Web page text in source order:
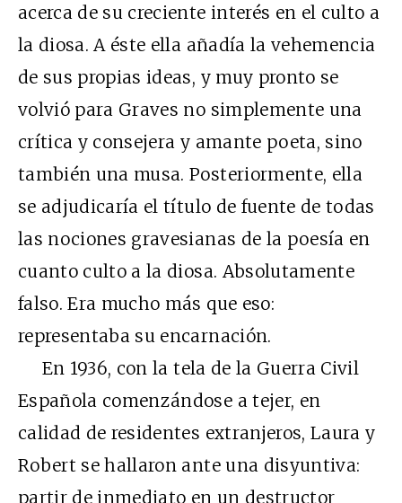
acerca de su creciente interés en el culto a
la diosa. A éste ella añadía la vehemencia
de sus propias ideas, y muy pronto se
volvió para Graves no simplemente una
crítica y consejera y amante poeta, sino
también una musa. Posteriormente, ella
se adjudicaría el título de fuente de todas
las nociones gravesianas de la poesía en
cuanto culto a la diosa. Absolutamente
falso. Era mucho más que eso:
representaba su encarnación.
En 1936, con la tela de la Guerra Civil
Española comenzándose a tejer, en
calidad de residentes extranjeros, Laura y
Robert se hallaron ante una disyuntiva:
partir de inmediato en un destructor